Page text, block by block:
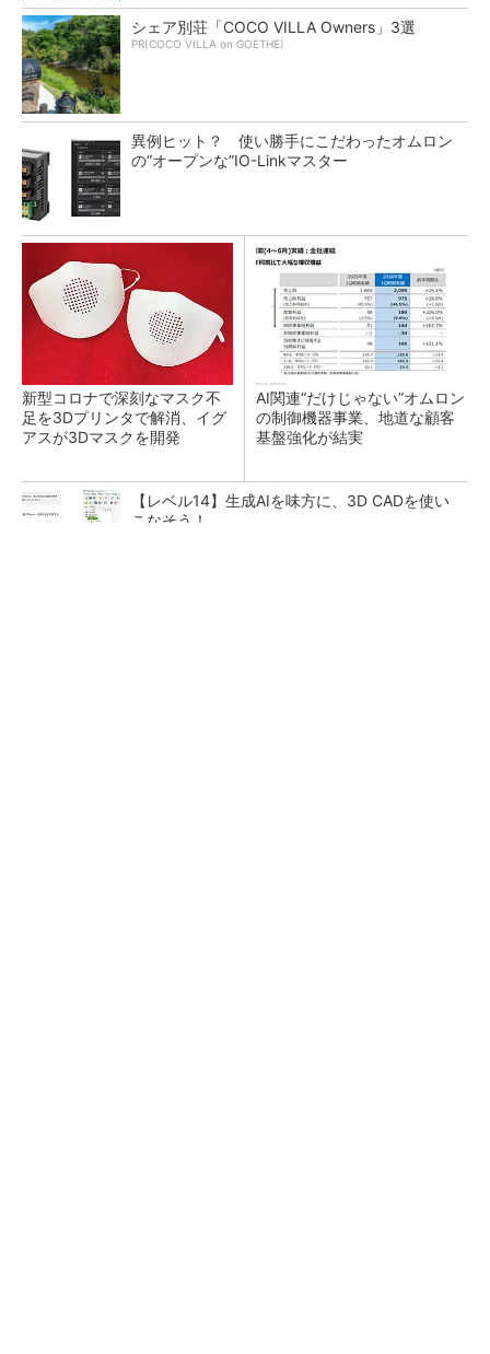
シェア別荘「COCO VILLA Owners」3選
PR(COCO VILLA on GOETHE)
異例ヒット？ 使い勝手にこだわったオムロン
の“オープンな”IO-Linkマスター
新型コロナで深刻なマスク不
足を3Dプリンタで解消、イグ
アスが3Dマスクを開発
AI関連“だけじゃない”オムロン
の制御機器事業、地道な顧客
基盤強化が結実
【レベル14】生成AIを味方に、3D CADを使い
こなそう！